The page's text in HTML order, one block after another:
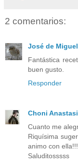
2 comentarios:
José de
Fantástica
buen gusto.
Responder
Choni
Cuanto me
Riquísima
animo con ella!!!
Saluditosssss